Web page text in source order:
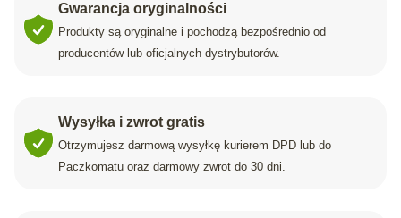
Gwarancja oryginalności
Produkty są oryginalne i pochodzą bezpośrednio od
producentów lub oficjalnych dystrybutorów.
Wysyłka i zwrot gratis
Otrzymujesz darmową wysyłkę kurierem DPD lub do
Paczkomatu oraz darmowy zwrot do 30 dni.